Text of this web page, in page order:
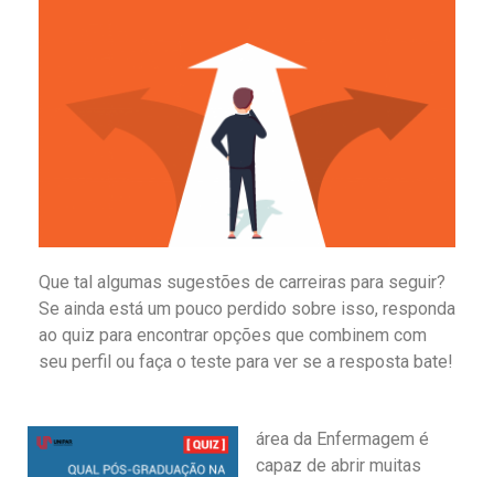
Que tal algumas sugestões de carreiras para seguir?
Se ainda está um pouco perdido sobre isso, responda
ao quiz para encontrar opções que combinem com
seu perfil ou faça o teste para ver se a resposta bate!
área da Enfermagem é
capaz de abrir muitas